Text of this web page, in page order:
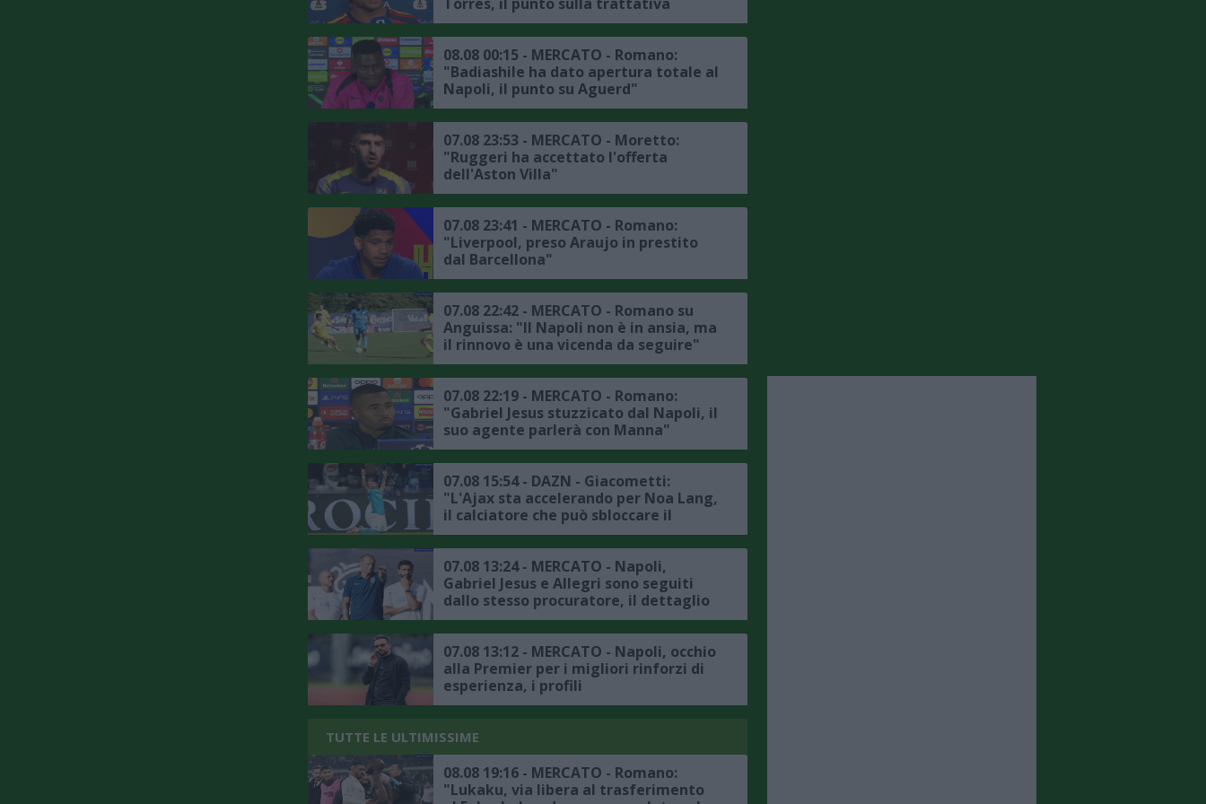
08.08 00:15 - MERCATO - Romano:
"Badiashile ha dato apertura totale al
Napoli, il punto su Aguerd"
07.08 23:53 - MERCATO - Moretto:
"Ruggeri ha accettato l'offerta
dell'Aston Villa"
07.08 23:41 - MERCATO - Romano:
"Liverpool, preso Araujo in prestito
dal Barcellona"
07.08 22:42 - MERCATO - Romano su
Anguissa: "Il Napoli non è in ansia, ma
il rinnovo è una vicenda da seguire"
07.08 22:19 - MERCATO - Romano:
"Gabriel Jesus stuzzicato dal Napoli, il
suo agente parlerà con Manna"
07.08 15:54 - DAZN - Giacometti:
"L'Ajax sta accelerando per Noa Lang,
il calciatore che può sbloccare il
mercato del Napoli è Lukaku"
07.08 13:24 - MERCATO - Napoli,
Gabriel Jesus e Allegri sono seguiti
dallo stesso procuratore, il dettaglio
07.08 13:12 - MERCATO - Napoli, occhio
alla Premier per i migliori rinforzi di
esperienza, i profili
TUTTE LE ULTIMISSIME
08.08 19:16 - MERCATO - Romano:
"Lukaku, via libera al trasferimento